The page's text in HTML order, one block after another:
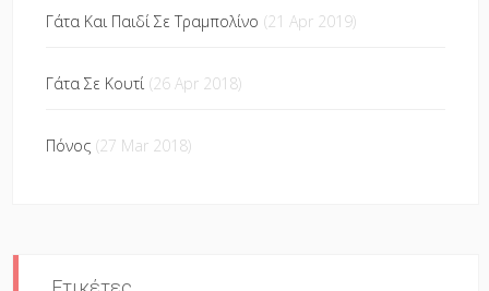
Γάτα Και Παιδί Σε Τραμπολίνο (21 Apr 2019)
Γάτα Σε Κουτί (26 Apr 2018)
Πόνος (27 Mar 2018)